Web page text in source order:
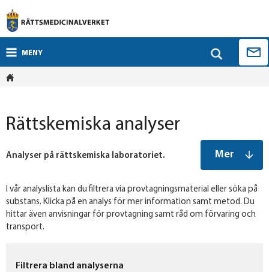
MENY
Rättskemiska analyser
Mer
Analyser på rättskemiska laboratoriet.
I vår analyslista kan du filtrera via provtagningsmaterial eller söka på
substans. Klicka på en analys för mer information samt metod. Du
hittar även anvisningar för provtagning samt råd om förvaring och
transport.
Filtrera bland analyserna